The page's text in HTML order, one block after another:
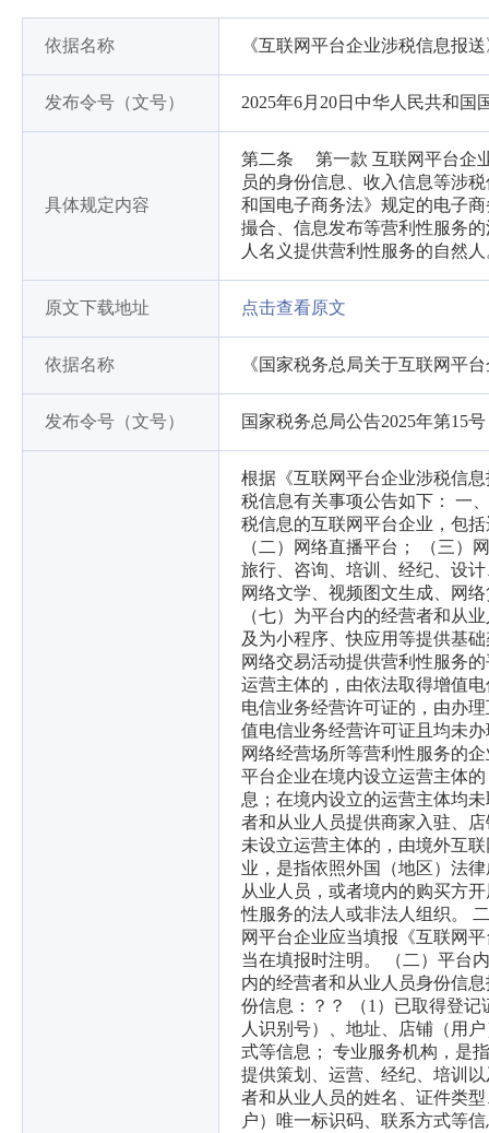
依据名称 《互联网平台企业涉税信息报
发布令号（文号） 2025年6月20日中华人民共和国
具体规定内容
第二条 第一款 互联网平台企
员的身份信息、收入信息等涉
和国电子商务法》规定的电子
撮合、信息发布等营利性服务
人名义提供营利性服务的自然
原文下载地址 点击查看原文
依据名称 《国家税务总局关于互联网平
发布令号（文号） 国家税务总局公告2025年第15号
根据《互联网平台企业涉税信
税信息有关事项公告如下： 一
税信息的互联网平台企业，包
（二）网络直播平台； （三）
旅行、咨询、培训、经纪、设
网络文学、视频图文生成、网
（七）为平台内的经营者和从
及为小程序、快应用等提供基
网络交易活动提供营利性服务
运营主体的，由依法取得增值
电信业务经营许可证的，由办
值电信业务经营许可证且均未
网络经营场所等营利性服务的
平台企业在境内设立运营主体
息；在境内设立的运营主体均
者和从业人员提供商家入驻、
未设立运营主体的，由境外互
业，是指依照外国（地区）法
从业人员，或者境内的购买方
性服务的法人或非法人组织。
网平台企业应当填报《互联网
当在填报时注明。 （二）平台
内的经营者和从业人员身份信
份信息：？？ （1）已取得登
人识别号）、地址、店铺（用
式等信息； 专业服务机构，是
提供策划、运营、经纪、培训
者和从业人员的姓名、证件类
户）唯一标识码、联系方式等